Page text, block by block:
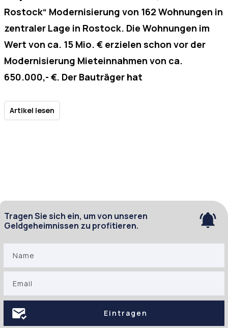
Rostock“ Modernisierung von 162 Wohnungen in
zentraler Lage in Rostock. Die Wohnungen im
Wert von ca. 15 Mio. € erzielen schon vor der
Modernisierung Mieteinnahmen von ca.
650.000,- €. Der Bauträger hat
Artikel lesen
Tragen Sie sich ein, um von unseren
Geldgeheimnissen zu profitieren.
Eintragen